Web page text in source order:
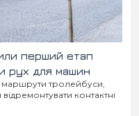
перший етап
рух для машин
маршрути тролейбуси,
контактні